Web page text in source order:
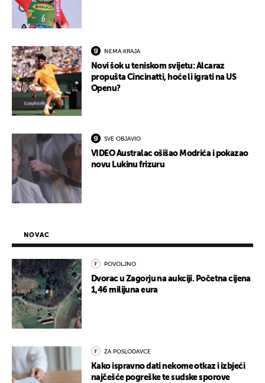
NEMA KRAJA
Novi šok u teniskom svijetu: Alcaraz
propušta Cincinatti, hoće li igrati na US
Openu?
SVE OBJAVIO
VIDEO Australac ošišao Modrića i pokazao
novu Lukinu frizuru
NOVAC
POVOLJNO
Dvorac u Zagorju na aukciji. Početna cijena
1,46 milijuna eura
ZA POSLODAVCE
Kako ispravno dati nekome otkaz i izbjeći
najčešće pogreške te sudske sporove